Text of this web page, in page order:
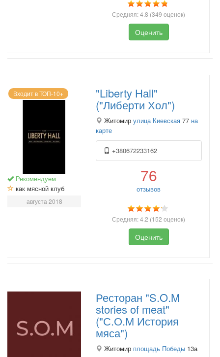
Средняя:4.8 (349 оценок)
Оценить
Входит в ТОП-10+
Рекомендуем
как мясной клуб
августа 2018
"Liberty Hall"
("Либерти Хол")
Житомир улица Киевская 77 на
карте
+380672233162
76
отзывов
Средняя:4.2 (152 оценок)
Оценить
Ресторан "S.O.M
stories of meat"
("С.О.М История
мяса")
Житомир площадь Победы 13а